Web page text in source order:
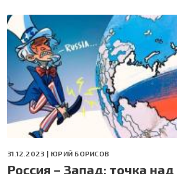
31.12.2023 | ЮРИЙ БОРИСОВ
Россия – Запад: точка над